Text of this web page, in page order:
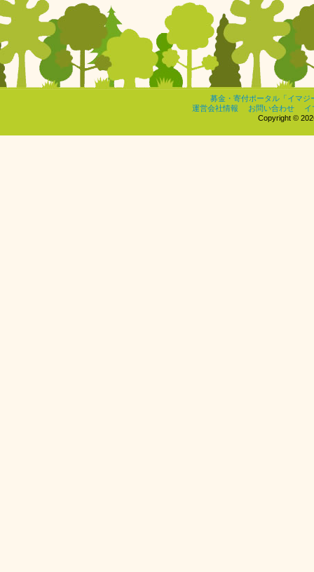
募金・寄付ポータル「イマジ
運営会社情報
お問い合わせ
イ
Copyright ©